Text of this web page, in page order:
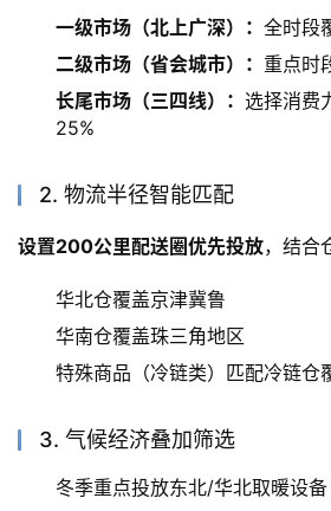
一级市场（北上广深）： 全时段
二级市场（省会城市）： 重点时
长尾市场（三四线）： 选择消费
25%
2. 物流半径智能匹配
设置200公里配送圈优先投放，结合
华北仓覆盖京津冀鲁
华南仓覆盖珠三角地区
特殊商品（冷链类）匹配冷链仓
3. 气候经济叠加筛选
冬季重点投放东北/华北取暖设备